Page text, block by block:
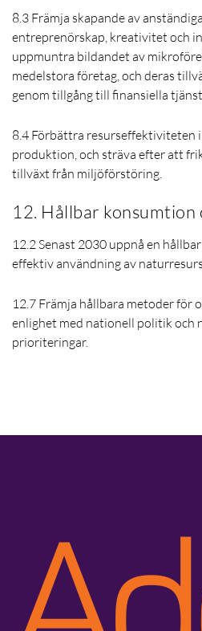
8.3 Främja skapande av
entreprenörskap, kreativitet och
uppmuntra bildandet av
medelstora företag, och deras
genom tillgång till finansiella
8.4 Förbättra resurseffektiviteten
produktion, och sträva efter att
tillväxt från miljöförstöring.
12. Hållbar
12.2 Senast 2030 uppnå en
effektiv användning av
12.7 Främja hållbara metoder för
enlighet med nationell politik och
prioriteringar.